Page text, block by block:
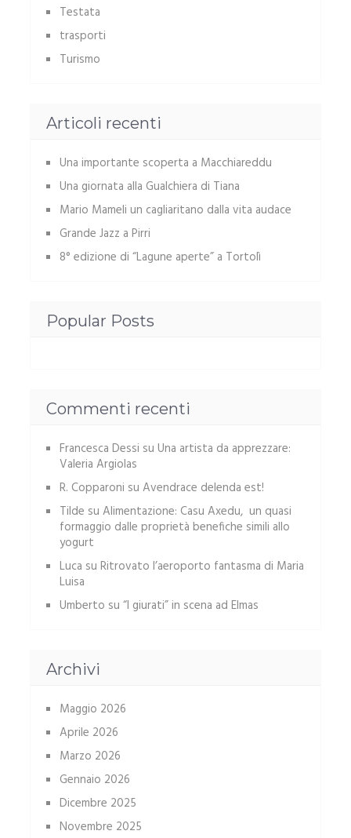
Testata
trasporti
Turismo
Articoli recenti
Una importante scoperta a Macchiareddu
Una giornata alla Gualchiera di Tiana
Mario Mameli un cagliaritano dalla vita audace
Grande Jazz a Pirri
8° edizione di “Lagune aperte” a Tortolì
Popular Posts
Commenti recenti
Francesca Dessi su Una artista da apprezzare:
Valeria Argiolas
R. Copparoni su Avendrace delenda est!
Tilde su Alimentazione: Casu Axedu, un quasi
formaggio dalle proprietà benefiche simili allo
yogurt
Luca su Ritrovato l’aeroporto fantasma di Maria
Luisa
Umberto su “I giurati” in scena ad Elmas
Archivi
Maggio 2026
Aprile 2026
Marzo 2026
Gennaio 2026
Dicembre 2025
Novembre 2025